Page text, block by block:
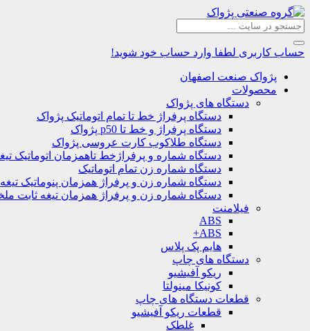
حساب کاربری لطفا وارد حساب خود شوید!
پژواک صنعت اصفهان
محصولات
دستگاه های پژواک
دستگاه پرفراژ خط تا تمام اتوماتیک پژواک
دستگاه پرفراژ و خط تا p50 پژواک
دستگاه طلاکوب کارت عروسی پژواک
دستگاه شماره و پرفراژخط تاهمزمان اتوماتیک
دستگاه شماره زن تمام اتوماتیک
دستگاه شماره زن و پرفراژ همزمان پنوماتیک
دستگاه شماره زن و پرفراژ همزمان تیغه ثابت
فیلامنت
ABS
ABS+
هایم پک پلاس
دستگاه های چاپ
ریکو آفیشیو
کونیکا مینولتا
قطعات دستگاه های چاپ
قطعات ریکو آفیشیو
غلطک